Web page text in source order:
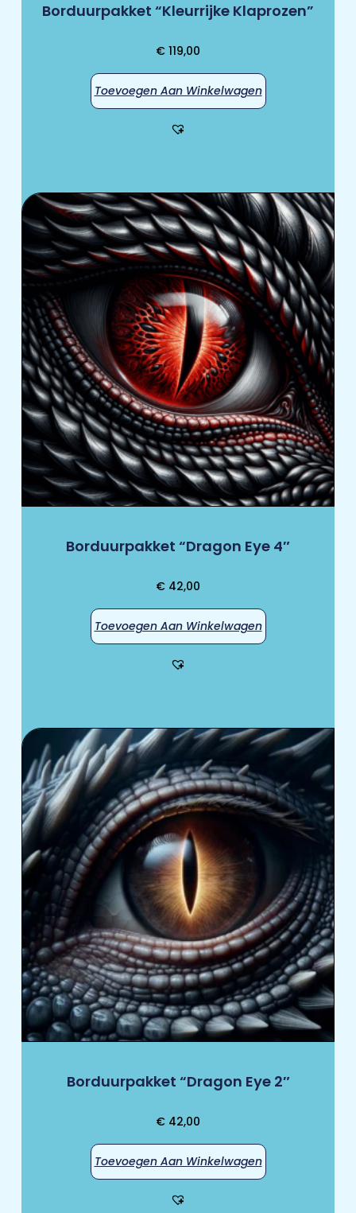
Borduurpakket “Kleurrijke Klaprozen”
€ 119,00
Toevoegen Aan Winkelwagen
Borduurpakket “Dragon Eye 4″
€ 42,00
Toevoegen Aan Winkelwagen
Borduurpakket “Dragon Eye 2″
€ 42,00
Toevoegen Aan Winkelwagen